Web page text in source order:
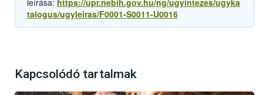
leírása: https://upr.nebih.gov.hu/ng/ugyintezes/ugyka
talogus/ugyleiras/F0001-S0011-U0016
Kapcsolódó tartalmak